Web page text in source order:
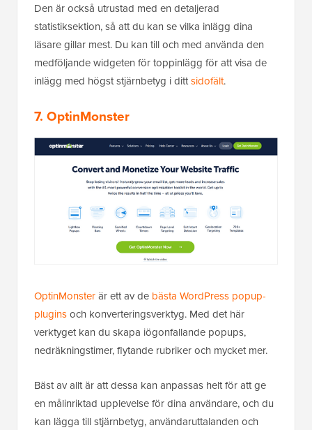
Den är också utrustad med en detaljerad
statistiksektion, så att du kan se vilka inlägg dina
läsare gillar mest. Du kan till och med använda den
medföljande widgeten för toppinlägg för att visa de
inlägg med högst stjärnbetyg i dittsidofält.
7. OptinMonster
OptinMonsterär ett av de bästa WordPress popup-
pluginsoch konverteringsverktyg. Med det här
verktyget kan du skapa iögonfallande popups,
nedräkningstimer, flytande rubriker och mycket mer.
Bäst av allt är att dessa kan anpassas helt för att ge
en målinriktad upplevelse för dina användare, och du
kan lägga till stjärnbetyg, användaruttalanden och